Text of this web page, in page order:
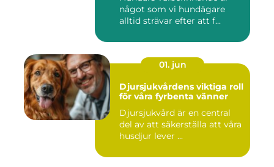
något som vi hundägare
alltid strävar efter att f...
01. jun
Djursjukvårdens viktiga roll
för våra fyrbenta vänner
Djursjukvård är en central
del av att säkerställa att våra
husdjur lever ...